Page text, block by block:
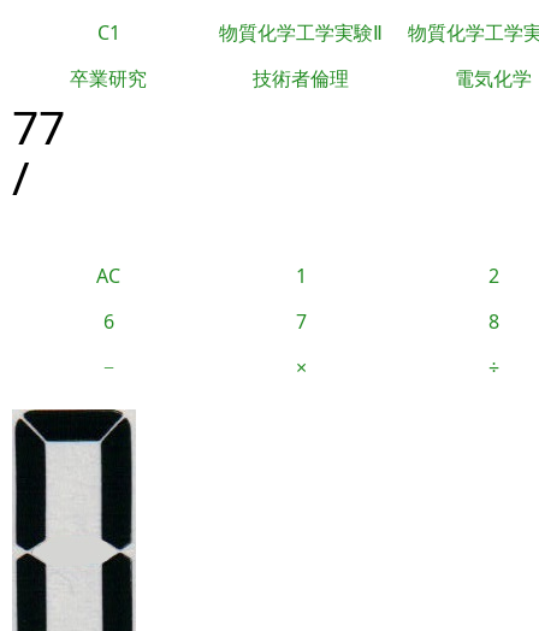
C1 物質化学工学実験Ⅱ
物質化学工学
卒業研究
技術者倫理 電気化学
77
/
AC 1
2
6
7
8
−
× ÷